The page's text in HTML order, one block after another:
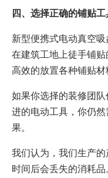
四、选择正确的铺贴工
新型便携式电动真空
在建筑工地上徒手铺
高效的放置各种铺贴材
如果你选择的装修团
进的电动工具，你仍
果。
我们认为，我们生产
时间后会丢失的消耗